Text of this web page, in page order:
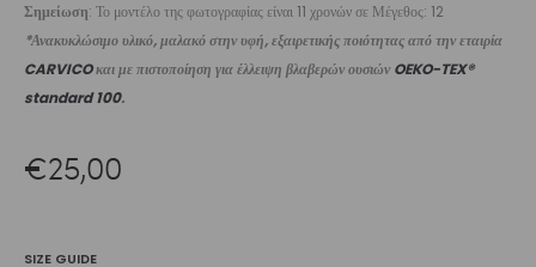
Σημείωση: Το μοντέλο της φωτογραφίας είναι 11 χρονών σε Μέγεθος: 12
*Ανακυκλώσιμο υλικό, μαλακό στην υφή, εξαιρετικής ποιότητας από την εταιρία
CARVICOκαι με πιστοποίηση για έλλειψη βλαβερών ουσιών OEKO-TEX®
standard 100.
€25,00
SIZE GUIDE